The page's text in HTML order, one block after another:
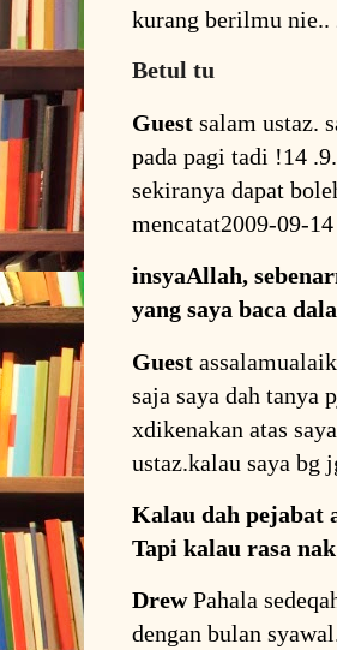
kurang berilmu
Betul tu
Guest salam ustaz.
pada pagi tadi !14
sekiranya dapat
mencatat2009-09-
insyaAllah,
yang saya baca
Guest
saja saya dah tanya
xdikenakan atas
ustaz.kalau saya bg
Kalau dah pejabat
Tapi kalau rasa
DrewPahala
dengan bulan